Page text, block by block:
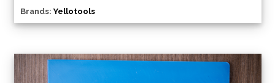
Brands:Yellotools